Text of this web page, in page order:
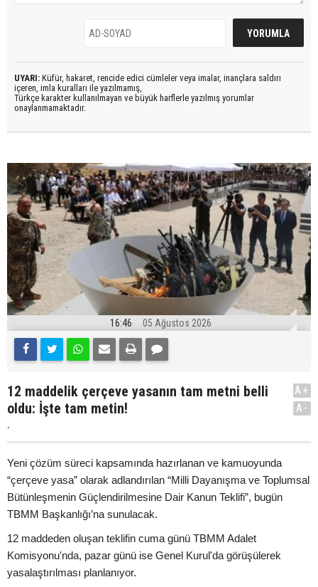
UYARI: Küfür, hakaret, rencide edici cümleler veya imalar, inançlara saldırı
içeren, imla kuralları ile yazılmamış,
Türkçe karakter kullanılmayan ve büyük harflerle yazılmış yorumlar
onaylanmamaktadır.
16:46 05 Ağustos 2026
12 maddelik çerçeve yasanın tam metni belli
oldu: İşte tam metin!
.
A+
A-
Yeni çözüm süreci kapsamında hazırlanan ve kamuoyunda
“çerçeve yasa” olarak adlandırılan “Milli Dayanışma ve Toplumsal
Bütünleşmenin Güçlendirilmesine Dair Kanun Teklifi”, bugün
TBMM Başkanlığı’na sunulacak.
12 maddeden oluşan teklifin cuma günü TBMM Adalet
Komisyonu'nda, pazar günü ise Genel Kurul'da görüşülerek
yasalaştırılması planlanıyor.